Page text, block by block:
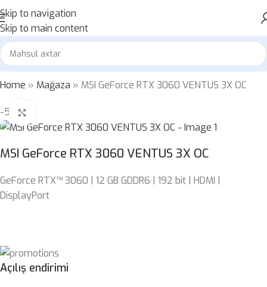
Skip to navigation
Skip to main content
Home » Mağaza » MSI GeForce RTX 3060 VENTUS 3X OC
-5%
MSI GeForce RTX 3060 VENTUS 3X OC
GeForce RTX™ 3060 | 12 GB GDDR6 | 192 bit | HDMI |
DisplayPort
Açılış endirimi